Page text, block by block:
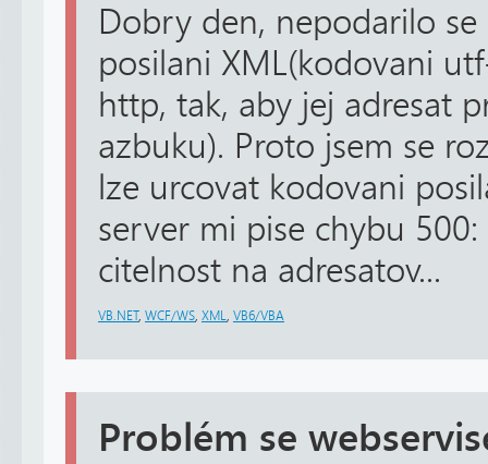
Dobry den, nepodarilo
posilani XML(kodovani
http, tak, aby jej adresat
azbuku). Proto jsem se
lze urcovat kodovani
server mi pise chybu
citelnost na adresatov...
VB.NET, WCF/WS XML VB6/VBA
Problém se